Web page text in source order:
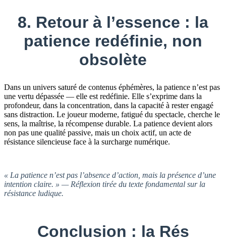
8. Retour à l’essence : la
patience redéfinie, non
obsolète
Dans un univers saturé de contenus éphémères, la patience n’est pas
une vertu dépassée — elle est redéfinie. Elle s’exprime dans la
profondeur, dans la concentration, dans la capacité à rester engagé
sans distraction. Le joueur moderne, fatigué du spectacle, cherche le
sens, la maîtrise, la récompense durable. La patience devient alors
non pas une qualité passive, mais un choix actif, un acte de
résistance silencieuse face à la surcharge numérique.
« La patience n’est pas l’absence d’action, mais la présence d’une
intention claire. » — Réflexion tirée du texte fondamental sur la
résistance ludique.
Conclusion : la Rés